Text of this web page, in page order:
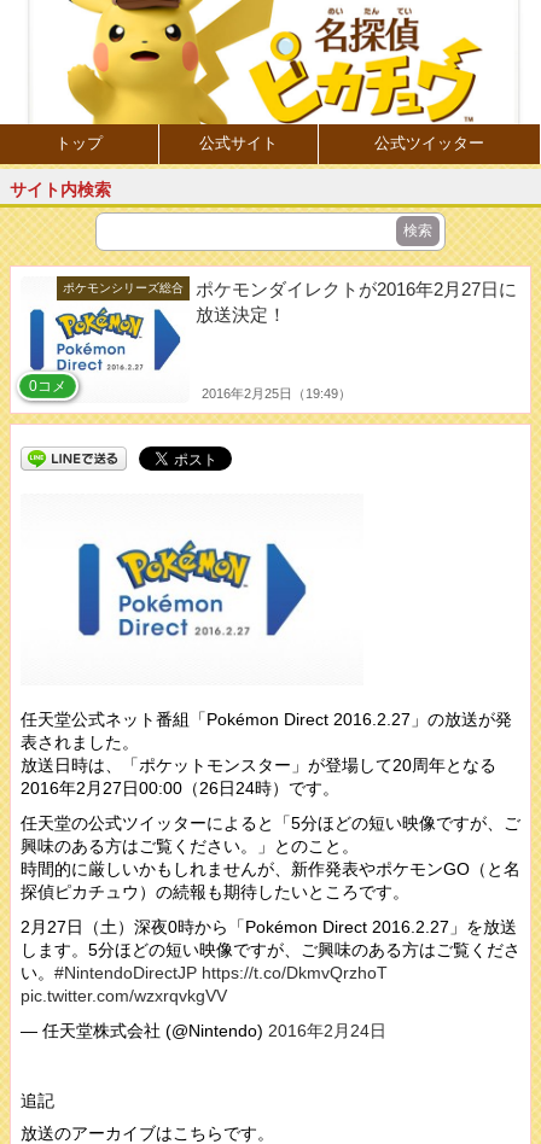
トップ 公式サイト 公式ツイッター
サイト内検索
ポケモンシリーズ総合
2016年2月25日（19:49）
ポケモンダイレクトが2016年2月27日に
放送決定！
0コメ
任天堂公式ネット番組「Pokémon Direct 2016.2.27」の放送が発
表されました。
放送日時は、「ポケットモンスター」が登場して20周年となる
2016年2月27日00:00（26日24時）です。
任天堂の公式ツイッターによると「5分ほどの短い映像ですが、ご
興味のある方はご覧ください。」とのこと。
時間的に厳しいかもしれませんが、新作発表やポケモンGO（と名
探偵ピカチュウ）の続報も期待したいところです。
2月27日（土）深夜0時から「Pokémon Direct 2016.2.27」を放送
します。5分ほどの短い映像ですが、ご興味のある方はご覧くださ
い。 #NintendoDirectJP https://t.co/DkmvQrzhoT
pic.twitter.com/wzxrqvkgVV
— 任天堂株式会社 (@Nintendo) 2016年2月24日
追記
放送のアーカイブはこちらです。